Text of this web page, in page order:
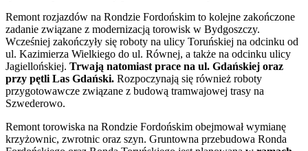
Remont rozjazdów na Rondzie Fordońskim to kolejne zakończone
zadanie związane z modernizacją torowisk w Bydgoszczy.
Wcześniej zakończyły się roboty na ulicy Toruńskiej na odcinku od
ul. Kazimierza Wielkiego do ul. Równej, a także na odcinku ulicy
Jagiellońskiej. Trwają natomiast prace na ul. Gdańskiej oraz
przy pętli Las Gdański. Rozpoczynają się również roboty
przygotowawcze związane z budową tramwajowej trasy na
Szwederowo.
Remont torowiska na Rondzie Fordońskim obejmował wymianę
krzyżownic, zwrotnic oraz szyn. Gruntowna przebudowa Ronda